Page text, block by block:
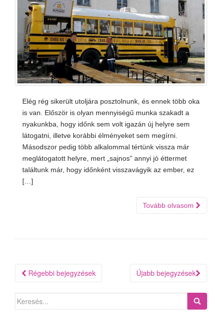
Elég rég sikerült utoljára posztolnunk, és ennek több oka
is van. Először is olyan mennyiségű munka szakadt a
nyakunkba, hogy időnk sem volt igazán új helyre sem
látogatni, illetve korábbi élményeket sem megírni.
Másodszor pedig több alkalommal tértünk vissza már
meglátogatott helyre, mert „sajnos” annyi jó éttermet
találtunk már, hogy időnként visszavágyik az ember, ez
[…]
Tovább olvasom
Bejegyzés
Régebbi bejegyzések Újabb bejegyzések
Search